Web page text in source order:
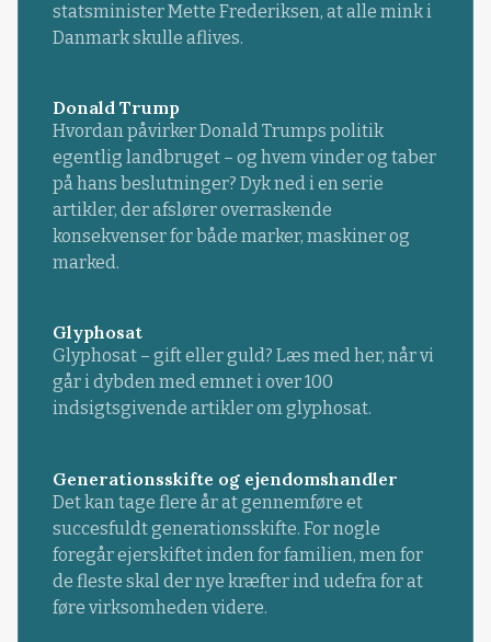
statsminister Mette Frederiksen, at alle mink i
Danmark skulle aflives.
Donald Trump
Hvordan påvirker Donald Trumps politik
egentlig landbruget – og hvem vinder og taber
på hans beslutninger? Dyk ned i en serie
artikler, der afslører overraskende
konsekvenser for både marker, maskiner og
marked.
Glyphosat
Glyphosat – gift eller guld? Læs med her, når vi
går i dybden med emnet i over 100
indsigtsgivende artikler om glyphosat.
Generationsskifte og ejendomshandler
Det kan tage flere år at gennemføre et
succesfuldt generationsskifte. For nogle
foregår ejerskiftet inden for familien, men for
de fleste skal der nye kræfter ind udefra for at
føre virksomheden videre.